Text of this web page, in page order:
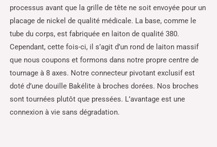
processus avant que la grille de tête ne soit envoyée pour un
placage de nickel de qualité médicale. La base, comme le
tube du corps, est fabriquée en laiton de qualité 380.
Cependant, cette fois-ci, il s’agit d’un rond de laiton massif
que nous coupons et formons dans notre propre centre de
tournage à 8 axes. Notre connecteur pivotant exclusif est
doté d’une douille Bakélite à broches dorées. Nos broches
sont tournées plutôt que pressées. L’avantage est une
connexion à vie sans dégradation.